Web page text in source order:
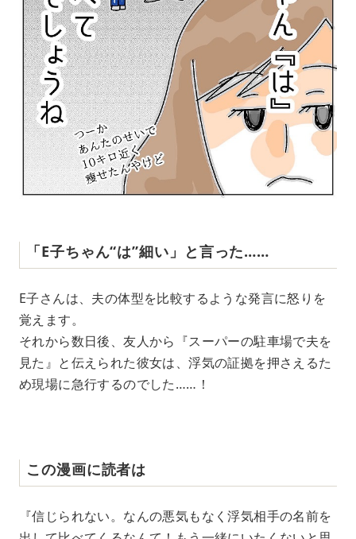
「E子ちゃん“は”細い」と言った……
E子さんは、夫の体型を比較するような発言に怒りを
覚えます。
それから数日後、友人から『スーパーの駐車場で夫を
見た』と伝えられた彼女は、浮気の証拠を押さえるた
め現場に急行するのでした……！
この漫画に読者は
『信じられない。なんの悪気もなく浮気相手の名前を